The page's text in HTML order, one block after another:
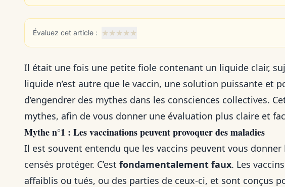
Évaluez cet article : ★★★★★
Il était une fois une petite fiole contenant un liquide clair,
liquide n’est autre que le vaccin, une solution puissante et
d’engendrer des mythes dans les consciences collectives.
mythes, afin de vous donner une évaluation plus claire et
Mythe n°1 : Les vaccinations peuvent provoquer des maladies
Il est souvent entendu que les vaccins peuvent vous
censés protéger. C’est fondamentalement faux. Les
affaiblis ou tués, ou des parties de ceux-ci, et sont conçus